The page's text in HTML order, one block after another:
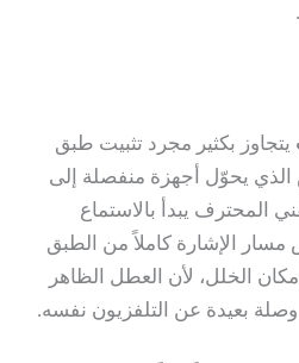
يتجاوز بكثير مجرد تثبيت طبق
يحوّل أجهزة منفصلة إلى
المحترف يبدأ بالاستماع
الإشارة كاملاً من الطبق
الخلل، لأن العطل الظاهر
بعيدة عن التلفزيون نفسه.